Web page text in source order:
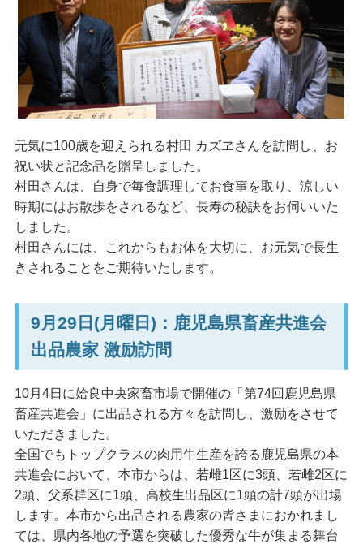
元気に100歳を迎えられる村田 カズヱさんを訪問し、お
祝い状と記念品を贈呈しました。
村田さんは、自身で毎食調理してお食事を取り、涼しい
時期にはお散歩をされるなど、長寿の秘訣をお伺いいた
しました。
村田さんには、これからもお体を大切に、お元気で長生
きされることをご期待いたします。
9月29日(月曜日)：鹿児島県畜産共進会
出品農家 激励訪問
10月4日に姶良中央家畜市場で開催の「第74回鹿児島県
畜産共進会」に出品される方々を訪問し、激励をさせて
いただきました。
全国でもトップクラスの肉用牛生産を誇る鹿児島県の本
共進会において、本市からは、若雌1区に3頭、若雌2区に
2頭、父系群区に1頭、高校生出品区に1頭の計7頭が出場
します。本市から出品される農家の皆さまにおかれまし
ては、県内各地の予選を突破した優秀な牛が集まる舞台